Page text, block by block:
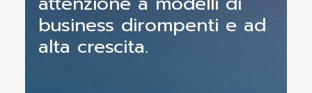
business dirompenti e ad
alta crescita.